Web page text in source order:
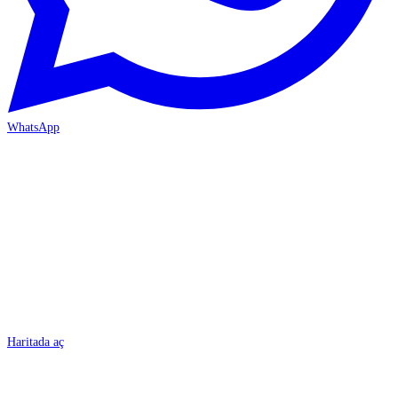
WhatsApp
Haritada aç